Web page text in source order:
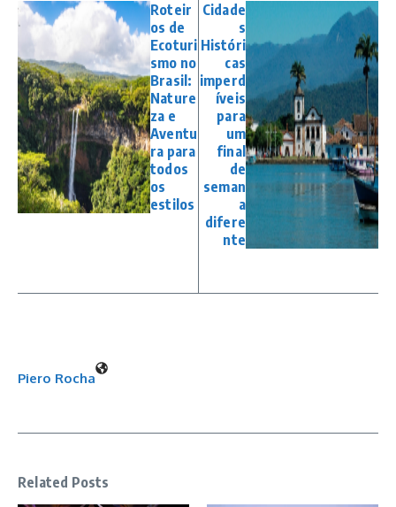
Roteir
os de
Ecoturi
smo no
Brasil:
Nature
za e
Aventu
ra para
todos
os
estilos
Cidade
s
Históri
cas
imperd
íveis
para
um
final
de
seman
a
difere
nte
Piero Rocha
Related Posts